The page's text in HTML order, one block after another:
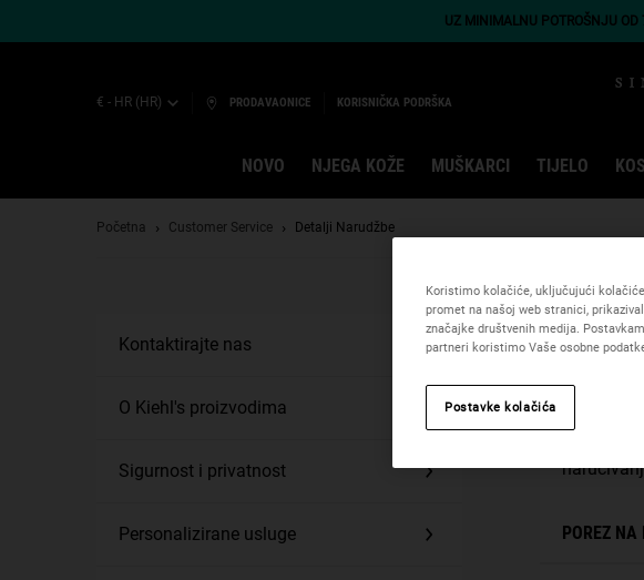
UZ MINIMALNU POTROŠNJU
€ - HR (HR) PRODAVAONICE KORISNIČKA PODRŠKA
NOVO NJEGA KOŽE MUŠKARCI TIJELO
Početna
Customer Service Detalji Narudžbe
Kontaktirajte nas
O Kiehl's proizvodima
Sigurnost i privatnost
Personalizirane usluge
Kako
POREZ NA
Koristimo kolačiće, uključujući
promet na našoj web stranici,
značajke društvenih medija.
partneri koristimo Vaše osobne
Postavke kolačića